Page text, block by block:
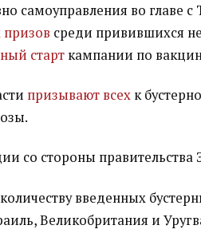
самоуправления во главе
среди привившихся
старткампании по
призывают всехк
со стороны
введенных
Великобритания и